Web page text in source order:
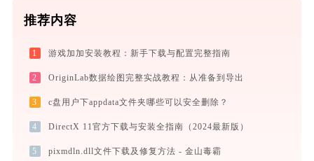
推荐内容
1 游戏加加安装教程：新手下载与配置完整指南
2 OriginLab数据绘图完整实战教程：从准备到导出
3 c盘用户下appdata文件夹哪些可以安全删除？
4 DirectX 11官方下载与安装全指南（2024最新版）
5 pixmdln.dll文件下载及修复方法 - 金山毒霸